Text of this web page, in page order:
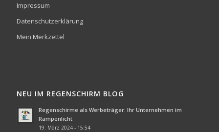
Impressum
Datenschutzerklärung
Mein Merkzettel
NEU IM REGENSCHIRM BLOG
Regenschirme als Werbeträger: Ihr Unternehmen im
Rampenlicht
19. März 2024 - 15:54